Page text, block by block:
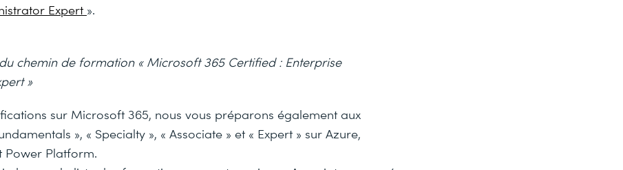
Expert ».
chemin de formation « Microsoft 365 Certified : Enterprise
»
sur Microsoft 365, nous vous préparons également aux
», « Specialty », « Associate » et « Expert » sur Azure,
Power Platform.